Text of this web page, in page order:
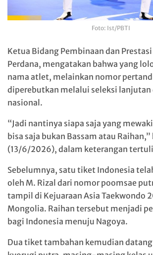
Foto: Ist/PBTI
Ketua Bidang Pembinaan dan
Perdana, mengatakan bahwa yang
nama atlet, melainkan nomor
diperebutkan melalui seleksi
nasional.
“Jadi nantinya siapa saja yang
bisa saja bukan Bassam atau
(13/6/2026), dalam keterangan
Sebelumnya, satu tiket Indonesia
oleh M. Rizal dari nomor poomsae
tampil di Kejuaraan Asia Taekwondo
Mongolia. Raihan tersebut menjadi
bagi Indonesia menuju Nagoya.
Dua tiket tambahan kemudian